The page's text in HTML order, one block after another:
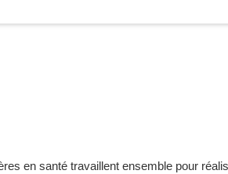
en santé travaillent ensemble pour